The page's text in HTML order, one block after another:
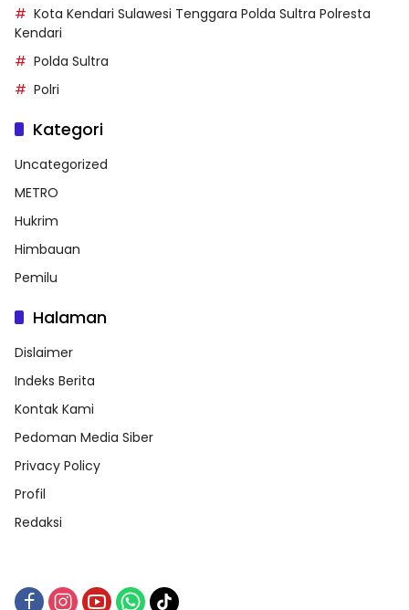
Kota Kendari Sulawesi Tenggara Polda Sultra Polresta
Kendari
Polda Sultra
Polri
Kategori
Uncategorized
METRO
Hukrim
Himbauan
Pemilu
Halaman
Dislaimer
Indeks Berita
Kontak Kami
Pedoman Media Siber
Privacy Policy
Profil
Redaksi